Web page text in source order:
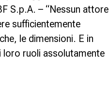
S.p.A. – “Nessun attore
sufficientemente
le dimensioni. E in
loro ruoli assolutamente